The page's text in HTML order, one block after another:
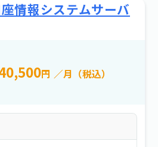
情報システムサーバ
円 ／月（税込）